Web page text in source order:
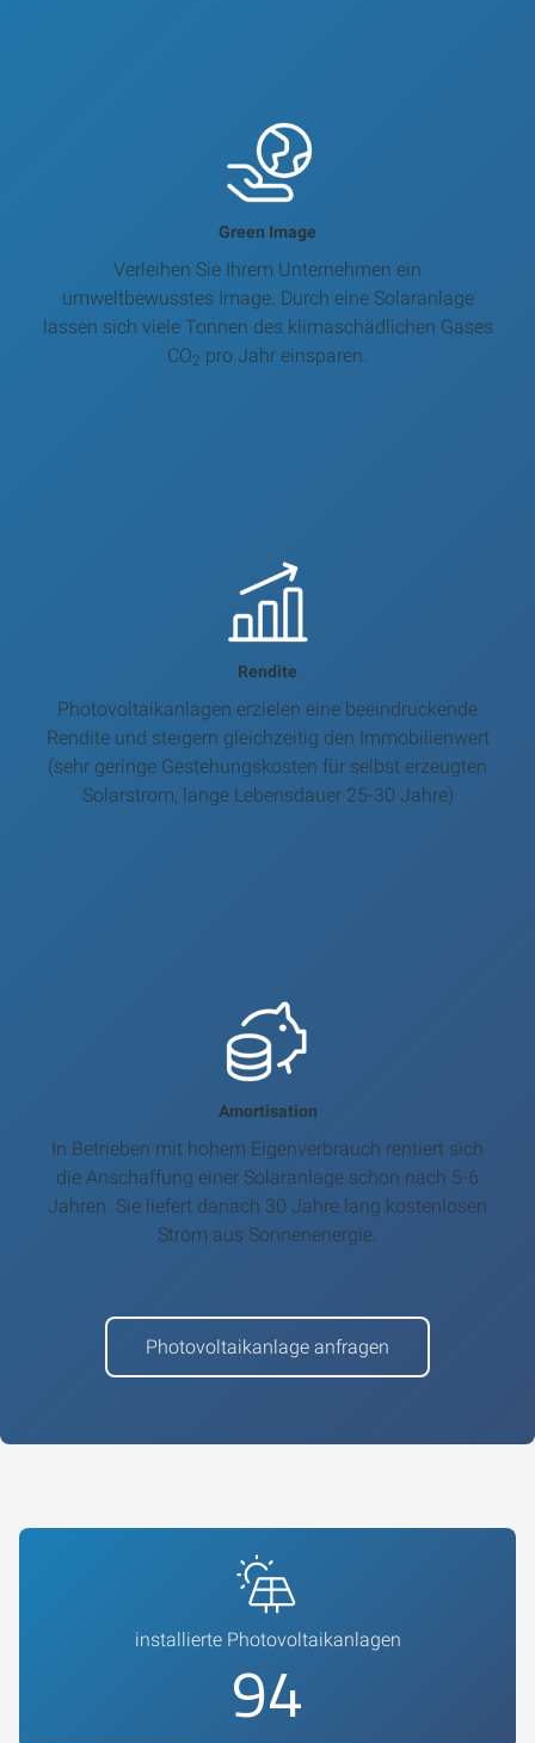
Green Image
Verleihen Sie Ihrem Unternehmen ein
umweltbewusstes Image. Durch eine Solaranlage
lassen sich viele Tonnen des klimaschädlichen Gases
CO2 pro Jahr einsparen.
Rendite
Photovoltaikanlagen erzielen eine beeindruckende
Rendite und steigern gleichzeitig den Immobilienwert
(sehr geringe Gestehungskosten für selbst erzeugten
Solarstrom, lange Lebensdauer 25-30 Jahre)
Amortisation
In Betrieben mit hohem Eigenverbrauch rentiert sich
die Anschaffung einer Solaranlage schon nach 5-6
Jahren. Sie liefert danach 30 Jahre lang kostenlosen
Strom aus Sonnenenergie.
Photovoltaikanlage anfragen
100
installierte Photovoltaikanlagen